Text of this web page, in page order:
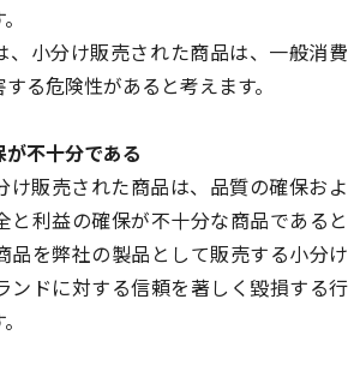
、小分け販売された商品は、一般消費
る危険性があると考えます。
不十分である
け販売された商品は、品質の確保およ
と利益の確保が不十分な商品であると
品を弊社の製品として販売する小分け
ンドに対する信頼を著しく毀損する行